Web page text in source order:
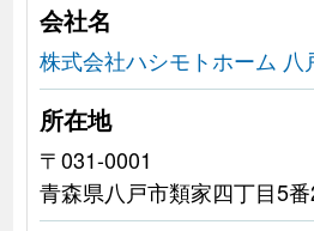
会社名
株式会社ハシモトホーム 八
所在地
〒031-0001
青森県八戸市類家四丁目5